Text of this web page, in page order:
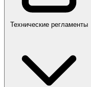
Технические регламенты